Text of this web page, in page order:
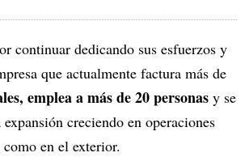
continuar dedicando sus esfuerzos y
que actualmente factura más de
emplea a más de 20 personas y se
creciendo en operaciones
en el exterior.